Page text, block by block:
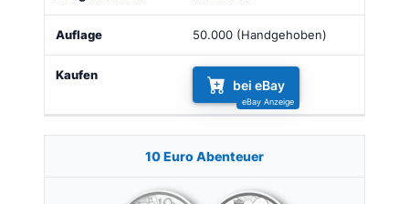
50.000 (Handgehoben)
bei eBay
10 Euro Abenteuer